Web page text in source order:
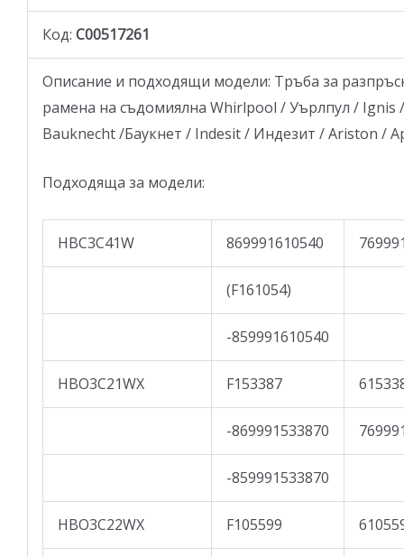
Код: C00517261
Описание и подходящи модели: Тръба за
рамена на съдомиялна Whirlpool / Уърлпул / Ignis
Bauknecht /Баукнет / Indesit / Индезит / Ariston /
Подходяща за модели:
HBC3C41W 869991610540
(F161054)
-859991610540
HBO3C21WX F153387
-869991533870
-859991533870
HBO3C22WX F105599